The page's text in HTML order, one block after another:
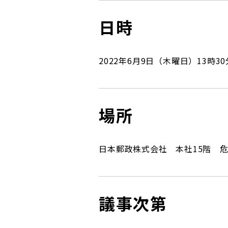
ローカル共創イニシアティブ
日時
2022年6月9日 （木曜日） 13時30
場所
日本郵政株式会社 本社15階 危
議事次第